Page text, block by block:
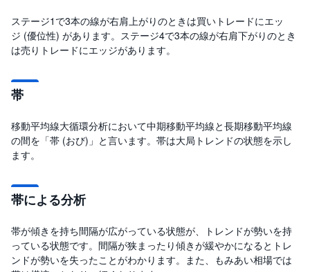
ステージ1で3本の線が右肩上がりのときは買いトレードにエッ
ジ (優位性) があります。ステージ4で3本の線が右肩下がりのとき
は売りトレードにエッジがあります。
帯
移動平均線大循環分析において中期移動平均線と長期移動平均線
の間を「帯 (おび)」と言います。帯は大局トレンドの状態を示し
ます。
帯による分析
帯が傾きを持ち間隔が広がっている状態が、トレンドが勢いを持
っている状態です。間隔が狭まったり傾きが緩やかになるとトレ
ンドが勢いを失ったことがわかります。また、もみあい相場では